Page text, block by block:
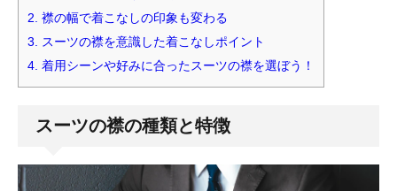
2. 襟の幅で着こなしの印象も変わる
3.
スーツの襟を意識した着こなしポイント
4. 着用シーンや好みに合ったスーツの襟を選ぼう！
スーツの襟の種類と特徴